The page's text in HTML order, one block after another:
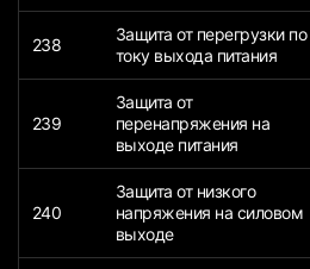
238
Защита от перегрузки по
току выхода питания
239
Защита от
перенапряжения на
выходе питания
240
Защита от низкого
напряжения на силовом
выходе